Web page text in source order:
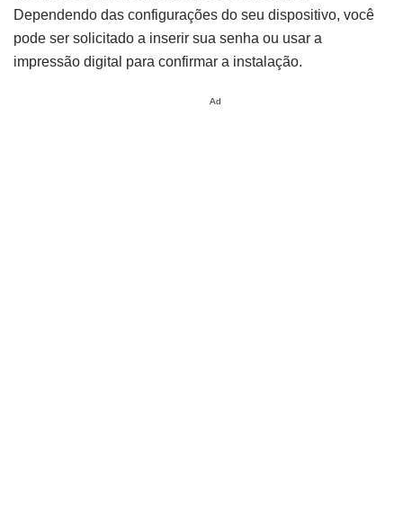
Dependendo das configurações do seu dispositivo, você
pode ser solicitado a inserir sua senha ou usar a
impressão digital para confirmar a instalação.
Ad